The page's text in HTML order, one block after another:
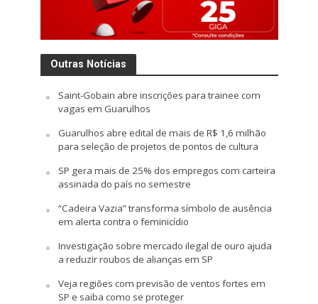
Outras Notícias
Saint-Gobain abre inscrições para trainee com
vagas em Guarulhos
Guarulhos abre edital de mais de R$ 1,6 milhão
para seleção de projetos de pontos de cultura
SP gera mais de 25% dos empregos com carteira
assinada do país no semestre
“Cadeira Vazia” transforma símbolo de ausência
em alerta contra o feminicídio
Investigação sobre mercado ilegal de ouro ajuda
a reduzir roubos de alianças em SP
Veja regiões com previsão de ventos fortes em
SP e saiba como se proteger